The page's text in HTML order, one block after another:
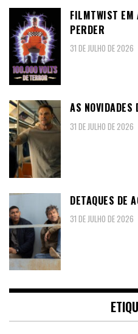
FILMTWIST EM
PERDER
31 DE JULHO DE 2026
AS NOVIDADES
31 DE JULHO DE 2026
DETAQUES DE
31 DE JULHO DE 2026